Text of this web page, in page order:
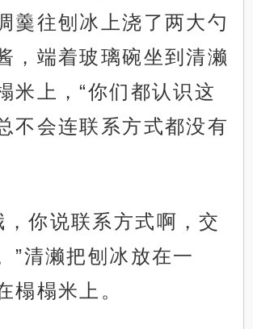
羹往刨冰上浇了两大勺
，端着玻璃碗坐到清濑
米上，“你们都认识这
不会连联系方式都没有
，你说联系方式啊，交
”清濑把刨冰放在一
榻榻米上。